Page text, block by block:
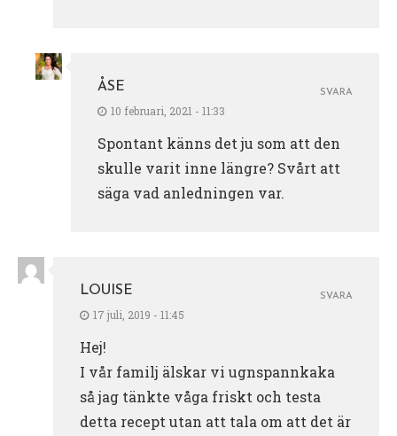
ÅSE
10 februari, 2021 - 11:33
Spontant känns det ju som att den
skulle varit inne längre? Svårt att
säga vad anledningen var.
SVARA
LOUISE
17 juli, 2019 - 11:45
Hej!
I vår familj älskar vi ugnspannkaka
så jag tänkte våga friskt och testa
detta recept utan att tala om att det är
SVARA